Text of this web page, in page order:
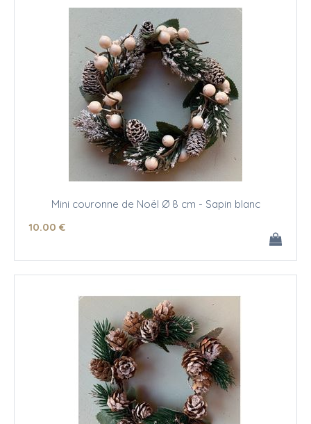
Mini couronne de Noël Ø 8 cm - Sapin blanc
10.00 €